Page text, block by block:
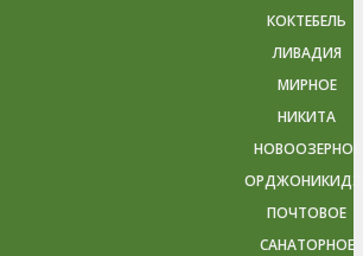
КОКТЕБЕЛЬ
ЛИВАДИЯ
МИРНОЕ
НИКИТА
НОВООЗЕРНОЕ
ПОЧТОВОЕ
САНАТОРНОЕ